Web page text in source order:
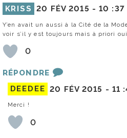
KRISS 20 FÉV 2015 -10 :37
Y’en avait un aussi à la Cité de la
voir s’il y est toujours mais à priori
0
RÉPONDRE
DEEDEE 20 FÉV 2015 - 11
Merci !
0